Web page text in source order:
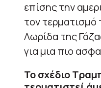
επίσης την
τον
Λωρίδα της
για μια πιο
Το σχέδιο